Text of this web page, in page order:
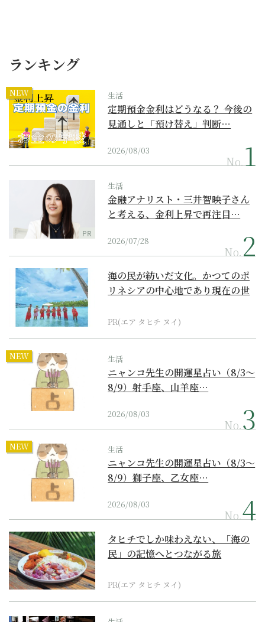
ランキング
NEW 生活
定期預金金利はどうなる？ 今後の
見通しと「預け替え」判断…
2026/08/03
No.
PR
生活
金融アナリスト・三井智映子さん
と考える、金利上昇で再注目…
2026/07/28
No.
海の民が紡いだ文化。かつてのポ
リネシアの中心地であり現在の世
PR(エア タヒチ ヌイ)
NEW 生活
ニャンコ先生の開運星占い（8/3～
8/9）射手座、山羊座…
2026/08/03
No.
NEW 生活
ニャンコ先生の開運星占い（8/3～
8/9）獅子座、乙女座…
2026/08/03
No.
タヒチでしか味わえない、「海の
民」の記憶へとつながる旅
PR(エア タヒチ ヌイ)